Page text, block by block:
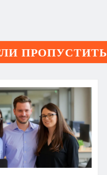
ПРОПУСТИТЬ